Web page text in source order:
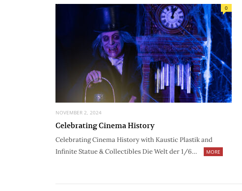
NOVEMBER 2, 2024
0
Celebrating Cinema History
Celebrating Cinema History with Kaustic Plastik and
Infinite Statue & Collectibles Die Welt der 1/6…
MORE